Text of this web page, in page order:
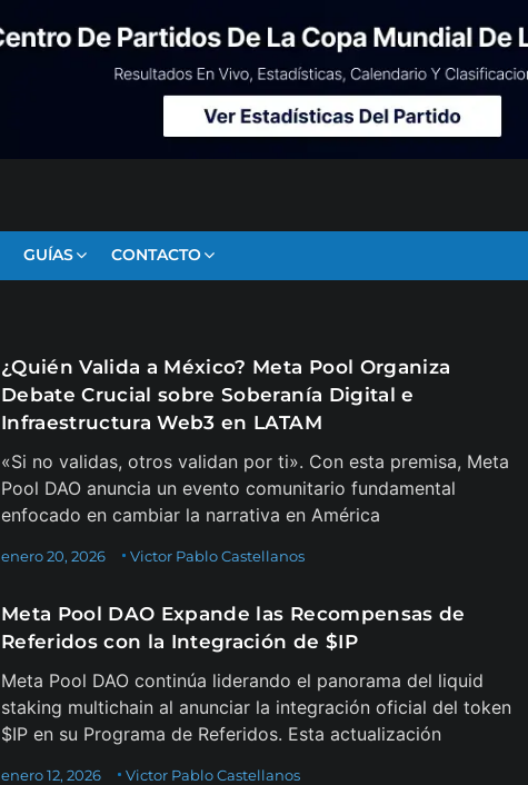
GUÍAS CONTACTO
¿Quién Valida a México? Meta Pool Organiza
Debate Crucial sobre Soberanía Digital e
Infraestructura Web3 en LATAM
«Si no validas, otros validan por ti». Con esta premisa, Meta
Pool DAO anuncia un evento comunitario fundamental
enfocado en cambiar la narrativa en América
Victor Pablo Castellanos
enero 20, 2026
Meta Pool DAO Expande las Recompensas de
Referidos con la Integración de $IP
Meta Pool DAO continúa liderando el panorama del liquid
staking multichain al anunciar la integración oficial del token
$IP en su Programa de Referidos. Esta actualización
Victor Pablo Castellanos
enero 12, 2026